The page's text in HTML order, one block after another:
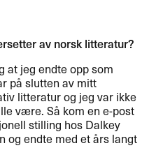
av norsk litteratur?
at jeg endte opp som
på slutten av mitt
litteratur og jeg var ikke
være. Så kom en e-post
stilling hos Dalkey
og endte med et års langt